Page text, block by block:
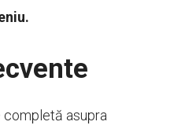
completă asupra